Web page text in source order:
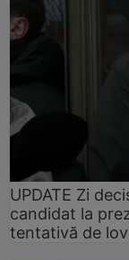
UPDATE Zi
candidat la
tentativă de